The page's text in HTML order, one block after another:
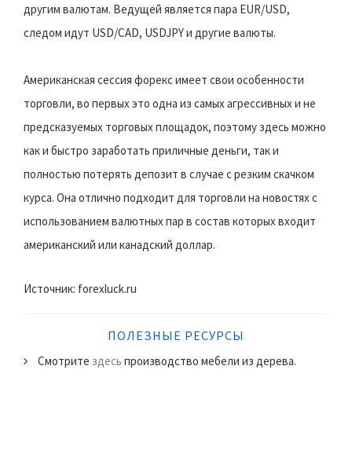
другим валютам. Ведущей является пара EUR/USD,
следом идут USD/CAD, USDJPY и другие валюты.
Американская сессия форекс имеет свои особенности
торговли, во первых это одна из самых агрессивных и не
предсказуемых торговых площадок, поэтому здесь можно
как и быстро заработать приличные деньги, так и
полностью потерять депозит в случае с резким скачком
курса. Она отлично подходит для торговли на новостях с
использованием валютных пар в состав которых входит
американский или канадский доллар.
Источник: forexluck.ru
ПОЛЕЗНЫЕ РЕСУРСЫ
Смотрите здесь производство мебели из дерева.